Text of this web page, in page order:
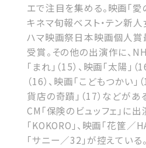
エで注目を集める。映画「愛
キネマ旬報ベスト・テン新
ハマ映画祭日本映画個人
受賞。その他の出演作に、
「まれ」（15）、映画「太陽」
（16）、映画「こどもつかい」
貨店の奇蹟」（17）などが
CM「保険のビュッフェ」に
「KOKORO」、映画「花筐／
「サニー／32」が控えている。